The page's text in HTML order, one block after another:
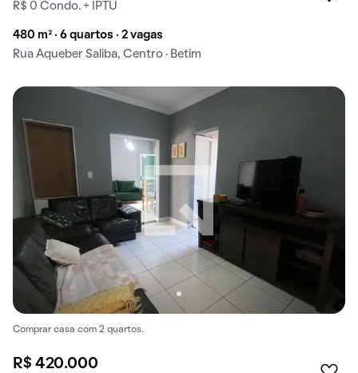
R$ 0 Condo. + IPTU
480 m² · 6 quartos · 2 vagas
Rua Aqueber Saliba, Centro · Betim
Comprar casa com 2 quartos.
R$ 420.000